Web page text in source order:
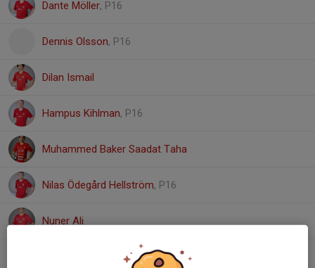
Dante Möller, P16
Dennis Olsson, P16
Dilan Ismail
Hampus Kihlman, P16
Muhammed Baker Saadat Taha
Nilas Ödegård Hellström, P16
Nuner Ali